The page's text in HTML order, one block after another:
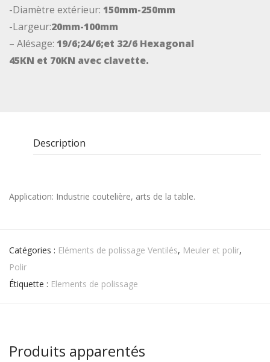
-Diamètre extérieur: 150mm-250mm
-Largeur:20mm-100mm
– Alésage: 19/6;24/6;et 32/6 Hexagonal
45KN et 70KN avec clavette.
Description
Application: Industrie coutelière, arts de la table.
Catégories : Eléments de polissage Ventilés, Meuler et polir,
Polir
Étiquette : Elements de polissage
Produits apparentés